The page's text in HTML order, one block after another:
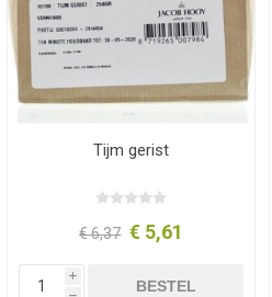
Tijm gerist
€ 6,37 € 5,61
i
h
BESTEL